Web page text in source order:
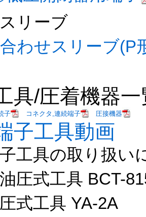
リーブ
わせスリーブ(P
具/圧着機器一
子 コネクタ,連続端子 圧接機器
子工具動画
工具の取り扱い
圧式工具 BCT-
式工具 YA-2A